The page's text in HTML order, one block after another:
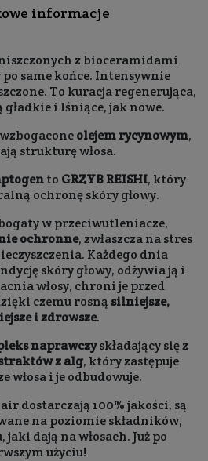
informacje
z bioceramidami
po same końce. Intensywnie
To kuracja regenerująca,
gładkie i lśniące, jak nowe.
olejem rycynowym,
strukturę włosa.
to GRZYB REISHI, który
ochronę skóry głowy.
w przeciwutleniacze,
ochronne, zwłaszcza na stres
Każdego dnia
skóry głowy, odżywia ją i
włosy, chroni je przed
czemu rosną silniejsze,
i zdrowsze.
naprawczyskładający się z
z alg, który zastępuje
włosa i je odbudowuje.
dostarczają 100% jakości, są
na poziomie składników,
dają na włosach. Już po
użyciu!